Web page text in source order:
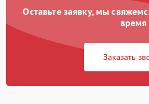
Образование конденсата
Сбой в работе инвертора
работе
Оставьте заявку, мы
время
Заказать